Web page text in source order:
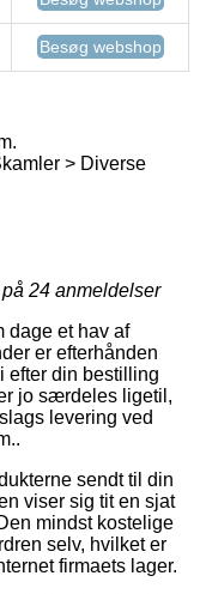
Besøg webshop
> Diverse
24 anmeldelser
dage et hav af
er efterhånden
efter din bestilling
jo særdeles ligetil,
levering ved
sendt til din
viser sig tit en sjat
mindst kostelige
selv, hvilket er
firmaets lager.